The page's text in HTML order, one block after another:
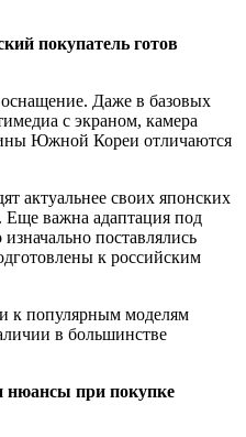
покупатель готов
Даже в базовых
с экраном, камера
Южной Кореи отличаются
актуальнее своих японских
Еще важна адаптация под
поставлялись
к российским
к популярным моделям
в большинстве
нюансы при покупке